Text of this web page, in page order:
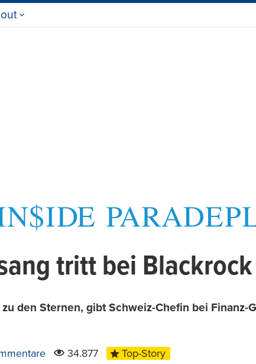
tritt bei
den Sternen, gibt Schweiz-Chefin bei Finanz-
34.877 Top-Story